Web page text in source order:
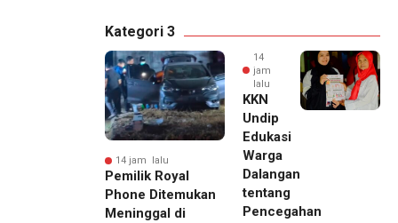
Kategori 3
14 jam lalu
Pemilik Royal
Phone Ditemukan
Meninggal di
14
jam
lalu
KKN
Undip
Edukasi
Warga
Dalangan
tentang
Pencegahan